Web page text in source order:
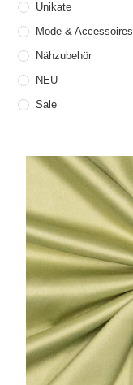
Unikate
Mode & Accessoires
Nähzubehör
NEU
Sale